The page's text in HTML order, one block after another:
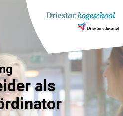
als